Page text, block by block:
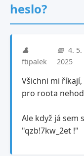
heslo?
👤
ftipalek
📅 4. 5.
2025
Všichni mi
pro roota
Ale když já sem
"qzb!7kw_2et !"